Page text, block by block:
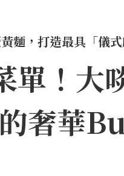
麵，打造最具「儀
單！大
奢華